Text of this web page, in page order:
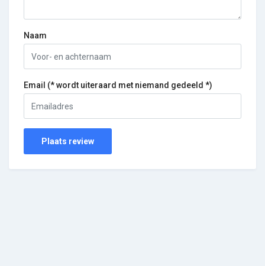
Naam
Email (* wordt uiteraard met niemand gedeeld *)
Plaats review